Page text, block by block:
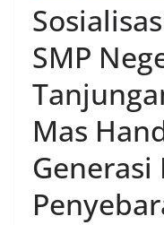
SMP
Mas
Generasi